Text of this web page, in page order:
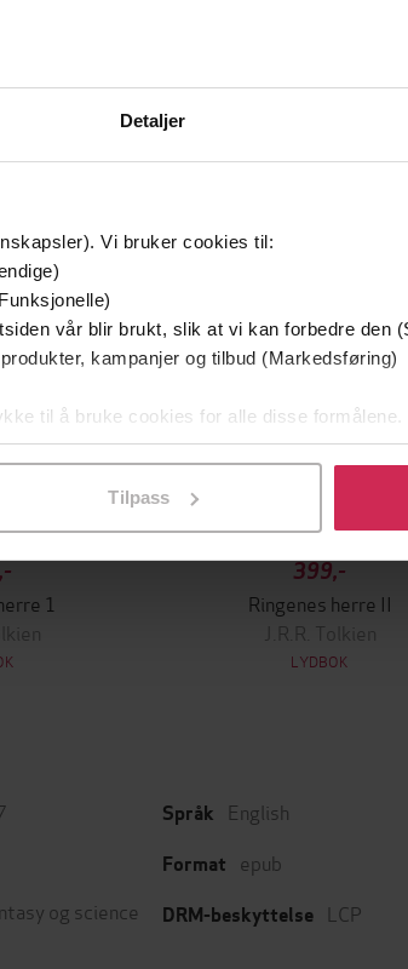
Detaljer
Vi bruker cookies til:
vår blir brukt, slik at vi kan forbedre den
kampanjer og tilbud (Markedsføring)
til å bruke cookies for alle disse
«Tilpass». Du kan når som helst trekke
Tilpass
1
399,-
Ringenes herre II
J.R.R. Tolkien
LYDBOK
og science
Språk English
Format epub
DRM-beskyttelse LCP